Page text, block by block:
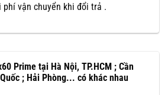
vận chuyển khi đổi trả .
Prime tại Hà Nội, TP.HCM ; Cần
; Hải Phòng... có khác nhau